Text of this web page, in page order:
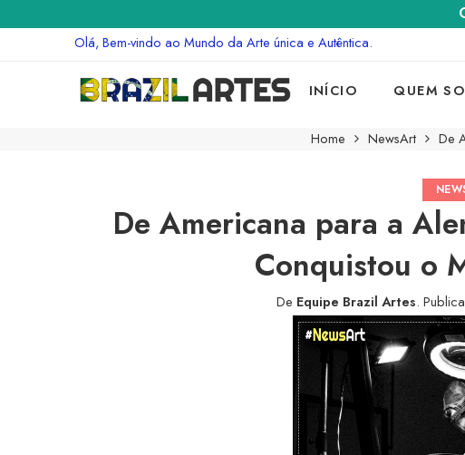
Olá, Bem-vindo ao Mundo da Arte única e Autêntica.
INÍCIO QUEM
Home NewsArt De
De Americana para a
Conquistou o
De Equipe Brazil Artes.